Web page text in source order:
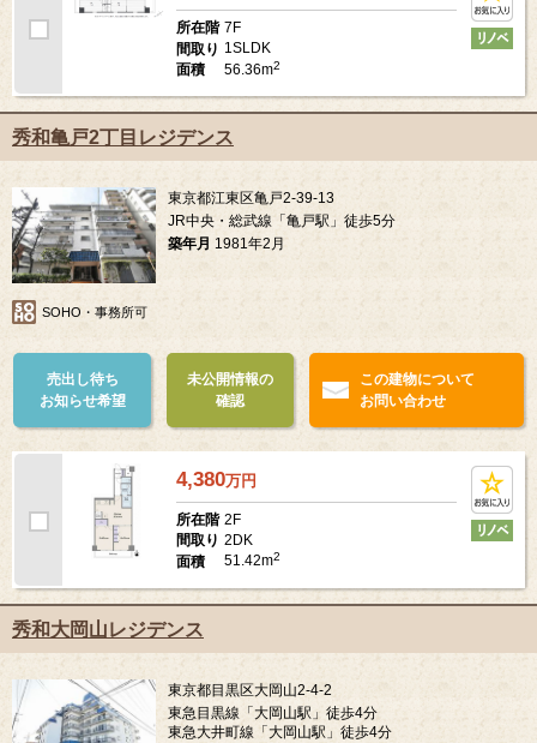
所在階 7F
間取り 1SLDK
面積
56.36m2
秀和亀戸2丁目レジデンス
東京都江東区亀戸2-39-13
JR中央・総武線「亀戸駅」徒歩5分
築年月 1981年2月
SOHO・事務所可
売出し待ち
お知らせ希望
未公開情報の
確認
この建物について
お問い合わせ
4,380万円
所在階 2F
間取り 2DK
面積
51.42m2
秀和大岡山レジデンス
東京都目黒区大岡山2-4-2
東急目黒線「大岡山駅」徒歩4分
東急大井町線「大岡山駅」徒歩4分